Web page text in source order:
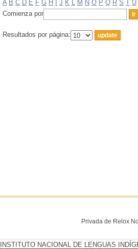
A B C D E F G H J K L M N O P Q R S T U
Comienza por
Resultados por página:
Privada de Relox
INSTITUTO NACIONAL DE LENGUAS